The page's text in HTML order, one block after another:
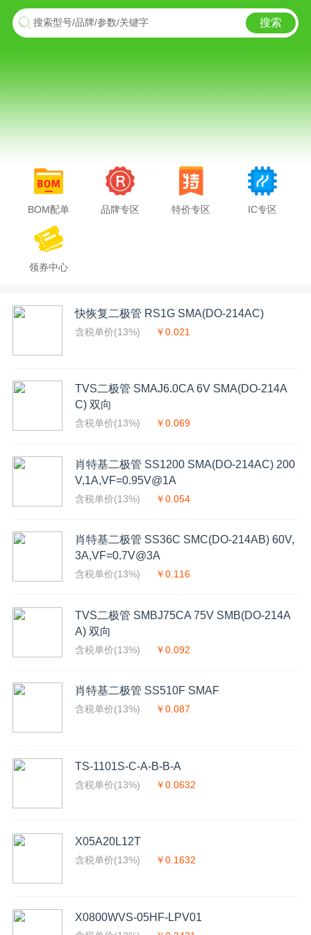
搜索型号/品牌/参数/关键字 搜索
BOM配单 品牌专区 特价专区 IC专区
领券中心
快恢复二极管 RS1G SMA(DO-214AC)
含税单价(13%) ￥0.021
TVS二极管 SMAJ6.0CA 6V SMA(DO-214A
C) 双向
含税单价(13%) ￥0.069
肖特基二极管 SS1200 SMA(DO-214AC) 200
V,1A,VF=0.95V@1A
含税单价(13%) ￥0.054
肖特基二极管 SS36C SMC(DO-214AB) 60V,
3A,VF=0.7V@3A
含税单价(13%) ￥0.116
TVS二极管 SMBJ75CA 75V SMB(DO-214A
A) 双向
含税单价(13%) ￥0.092
肖特基二极管 SS510F SMAF
含税单价(13%) ￥0.087
TS-1101S-C-A-B-B-A
含税单价(13%) ￥0.0632
X05A20L12T
含税单价(13%) ￥0.1632
X0800WVS-05HF-LPV01